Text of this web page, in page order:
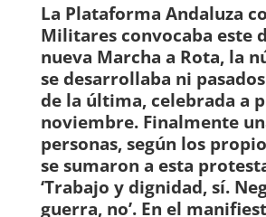
La Plataforma Andaluza
Militares convocaba este
nueva Marcha a Rota, la
se desarrollaba ni
de la última, celebrada a
noviembre. Finalmente
personas, según los
se sumaron a esta
‘Trabajo y dignidad, sí.
guerra, no’. En el